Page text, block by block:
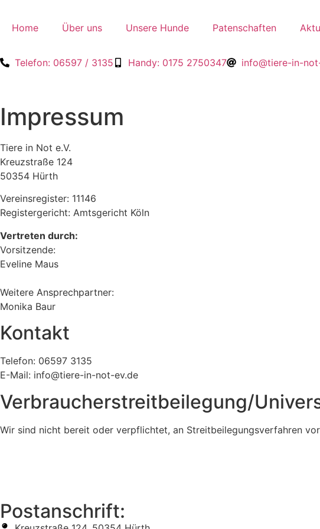
Home
Über uns Unsere Hunde Patenschaften
Telefon: 06597 / 3135 Handy: 0175 2750347 info@tiere-in-
Impressum
Tiere in Not e.V.
Kreuzstraße 124
50354 Hürth
Vereinsregister: 11146
Registergericht: Amtsgericht Köln
Vertreten durch:
Vorsitzende:
Eveline Maus
Weitere Ansprechpartner:
Monika Baur
Kontakt
Telefon: 06597 3135
E-Mail: info@tiere-in-not-ev.de
Verbraucher­streit­beilegung/
Wir sind nicht bereit oder verpflichtet, an Streitbeilegungsverfahren
Postanschrift: